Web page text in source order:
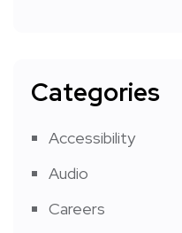
Categories
Accessibility
Audio
Careers